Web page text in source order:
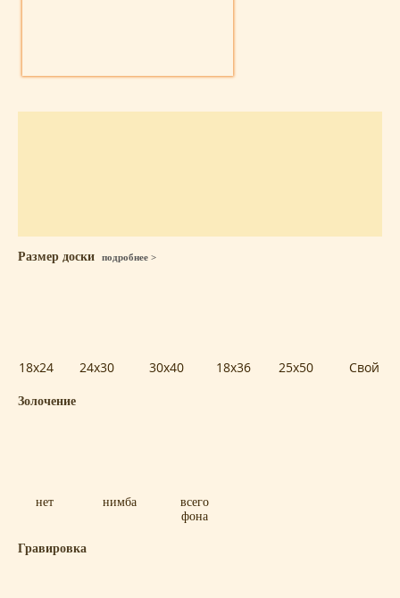
Размер доски подробнее >
18x24 24x30 30x40 18x36 25x50 Свой
Золочение
нет нимба
всего
фона
Гравировка